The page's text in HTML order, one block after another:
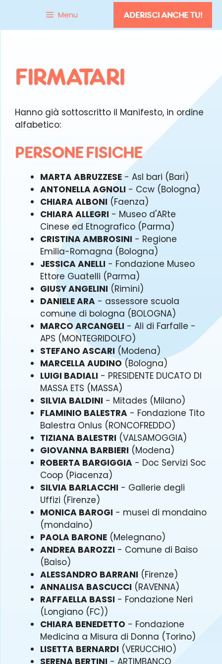
contenuto
Menu ADERISCI ANCHE TU!
FIRMATARI
Hanno già sottoscritto il Manifesto, in ordine
alfabetico:
PERSONE FISICHE
MARTA ABRUZZESE- Asl bari (Bari)
ANTONELLA AGNOLI - Ccw (Bologna)
CHIARA ALBONI (Faenza)
CHIARA ALLEGRI - Museo d'ARte
Cinese ed Etnografico (Parma)
CRISTINA AMBROSINI - Regione
Emilia-Romagna (Bologna)
JESSICA ANELLI - Fondazione Museo
Ettore Guatelli (Parma)
GIUSY ANGELINI (Rimini)
DANIELE ARA - assessore scuola
comune di bologna (BOLOGNA)
MARCO ARCANGELI - Ali di Farfalle -
APS (MONTEGRIDOLFO)
STEFANO ASCARI (Modena)
MARCELLA AUDINO(Bologna)
LUIGI BADIALI - PRESIDENTE DUCATO DI
MASSA ETS (MASSA)
SILVIA BALDINI - Mitades (Milano)
FLAMINIO BALESTRA - Fondazione Tito
Balestra Onlus (RONCOFREDDO)
TIZIANA BALESTRI (VALSAMOGGIA)
GIOVANNA BARBIERI (Modena)
ROBERTA BARGIGGIA - Doc Servizi Soc
Coop (Piacenza)
SILVIA BARLACCHI - Gallerie degli
Uffizi (Firenze)
MONICA BAROGI - musei di mondaino
(mondaino)
PAOLA BARONE (Melegnano)
ANDREA BAROZZI - Comune di Baiso
(Baiso)
ALESSANDRO BARRANI (Firenze)
ANNALISA BASCUCCI (RAVENNA)
RAFFAELLA BASSI - Fondazione Neri
(Longiano (FC))
CHIARA BENEDETTO - Fondazione
Medicina a Misura di Donna (Torino)
LISETTA BERNARDI (VERUCCHIO)
SERENA BERTINI - ARTIMBANCO